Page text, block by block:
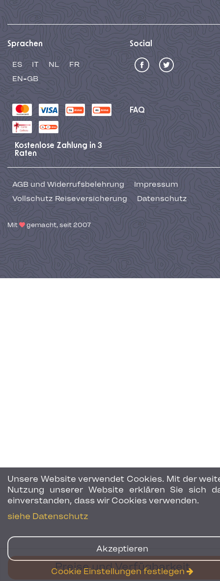
Preise und Verfügbarkeit
Unsere Website verwendet Cookies. Mit der
Nutzung unserer Website erklären Sie sich
einverstanden, dass wir Cookies verwenden.
siehe Datenschutz
Akzeptieren
Cookie Einstellungen festlegen
Sprachen
ES IT NL
FR
EN-GB
Social
FAQ
Kostenlose Zahlung in 3
Raten
AGB und Widerrufsbelehrung
Impressum
Vollschutz Reiseversicherung
Datenschutz
Mit gemacht, seit 2007